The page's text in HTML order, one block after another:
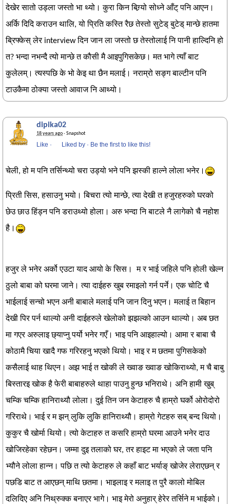
देखेर सातो उड्ला जस्तो भा थ्यो। कुरा किन बिग्र्यो सोध्ने आँट् पनि आएन।
अर्कि दिदि कराउन थालि, यो प्रिति कस्ति रैछ तेस्तो सुटेड् बुटेड् मान्छे हातमा
ब्रिफ्केस् लेर interview दिन जान ला जस्तो छ तेस्तोलाई नि पानी हाल्दिनि हो
त? भन्दा नभन्दै त्यो मान्छे त कौसी मै आइपुगिसकेछ। मत भागे त्याँ बाट
कुलेलम्। त्यस्पछि के भो केइ था छैन मलाई। नराम्रो सङ्ग बाल्टीन पनि
टाउकैमा ठोक्या जस्तो आवाज नि आथ्यो।
dipika02
18 years ago· Snapshot
Like · Liked by · Be the first to like this!
चेली, हो म पनि तर्सिन्थ्यो चरा उड्यो भने पनि झस्की हाल्ने लोला भनेर।
प्रिती सिस, हसाउनु भयो। बिचरा त्यो मान्छे, त्या देखी त हजुरहरुको घरको
छेउ छाउ हिंड्न पनि डराउथ्यो होला। अरु भन्दा नि बाटले नै लागेको चै नहोश
है।
हजुर ले भनेर अर्को एउटा याद आयो के सिस। म र भाई जहिले पनि होली खेल्न
ठुलो बाबा को घरमा जाने। त्या दाईहरु खुब रमाइलो गर्न पर्ने। एक चोटि चै
भाईलाई सन्चो भएन अनी बाबाले मलाई पनि जान दिनु भएन। मलाई त बिहान
देखी पिर पर्न थाल्यो अनी दाईहरुले खेलोको झझल्को आउन थाल्यो। अब छत
मा गएर अरुलाइ छ्याप्नु पर्यो भनेर गएँ। भाइ पनि आइहाल्यो। आमा र बाबा चै
कोठामै चिया खादै गफ गरिरहनु भएको थियो। भाइ र म छतमा पुगिसकेको
कसैलाई थाह थिएन। अझ भाई त खोकी ले ख्वाङ ख्वाङ खोकिराथ्यो, म चै बाबु
बिस्तारइ खोक है फेरी बाबाहरुले थाहा पाउनु हुन्छ भनिराथे। अनि हामी खुब्
चम्कि चम्कि हानिराथ्यौ लोला। दुई तिन जन केटाहरु चै हाम्रो घर्को ओरोदोरो
गरिराथे। भाई र म झन् लुकि लुकि हानिराथ्यौ। हाम्रो गेटहरु सब् बन्द थियो।
कुकुर चै खोर्मा थियो। त्यो केटाहरु त कसरि हाम्रो घरमा आउने भनेर दाउ
खोजिरहेका रहेछन। जम्मा दुइ तलाको घर, तर हाइट मा भएको ले जता पनि
भ्यौने लोला हान्न। पछि त त्यो केटाहरु ले कहाँ बाट भर्याङ् खोजेर लेराएछन् र
पछडि बाट त आएछन् माथि छतमा। भाइलाइ र मलाइ त पुरै कालो मोबिल
दलिदिए अनि निथ्रुक्क बनाएर भागे। भाइ मेरो अनुहार् हेरेर तर्सिने म भाईको।